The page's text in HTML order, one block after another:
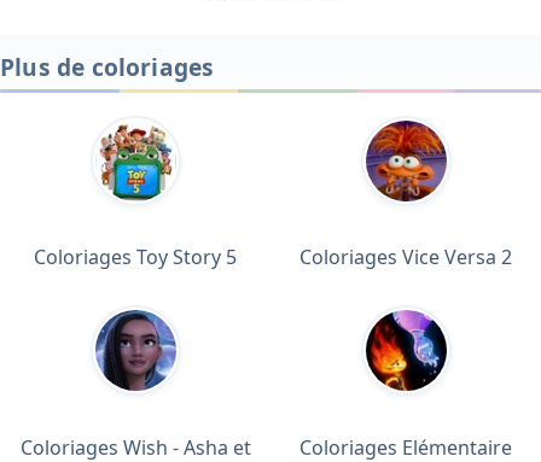
Plus de coloriages
Coloriages Toy Story 5 Coloriages Vice Versa 2
Coloriages Wish - Asha et
Coloriages Elémentaire